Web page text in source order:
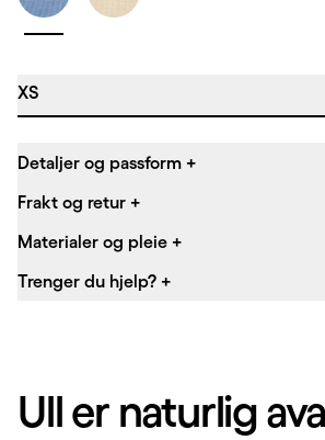
XS
Detaljer og passform +
Frakt og retur +
Materialer og pleie +
Trenger du hjelp? +
Ull er naturlig